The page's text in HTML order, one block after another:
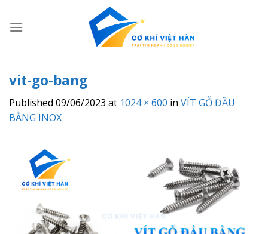
vit-go-bang
Published 09/06/2023 at 1024 × 600 in VÍT GỖ ĐẦU
BẰNG INOX